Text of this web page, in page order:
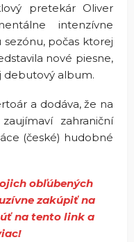
pretekár Oliver
intenzívne
počas ktorej
nové piesne,
debutový album.
a dodáva, že na
zahraniční
(české) hudobné
obľúbených
zakúpiť na
na tento link a